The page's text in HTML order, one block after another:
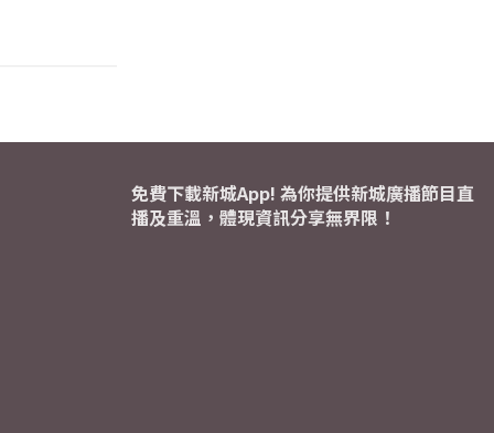
免費下載新城App! 為你提供新城廣播節目直
播及重溫，體現資訊分享無界限！